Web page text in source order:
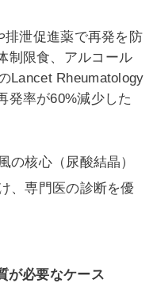
排泄促進薬で再発を防
制限食、アルコール
Lancet Rheumatology
発率が60%減少した
の核心（尿酸結晶）
、専門医の診断を優
が必要なケース